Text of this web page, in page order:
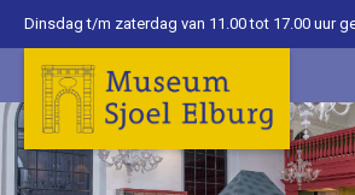
Dinsdag t/m zaterdag van 11.00 tot 17.00 uur